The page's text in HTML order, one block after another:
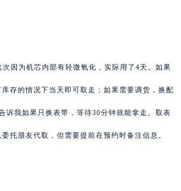
因为机芯内部有轻微氧化，实际用了4天。如果
存的情况下当天即可取走；如果需要调货，换配
诉我如果只换表带，等待30分钟就能拿走。取表
托朋友代取，但需要提前在预约时备注信息。